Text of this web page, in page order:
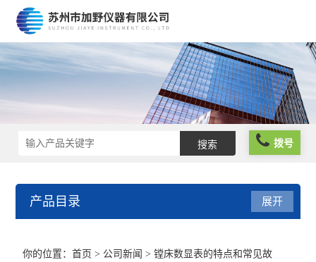
拨号
产品目录 展开
你的位置：首页 > 公司新闻 > 镗床数显表的特点和常见故